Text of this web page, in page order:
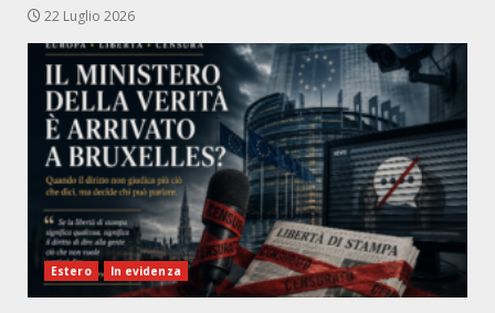
22 Luglio 2026
Estero In evidenza